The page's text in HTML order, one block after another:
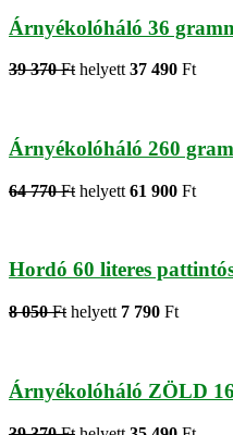
Árnyékolóháló 36
39 370 Ft helyett 37 490 Ft
Árnyékolóháló 260
64 770 Ft helyett 61 900 Ft
Hordó 60 literes
8 050 Ft helyett 7 790 Ft
Árnyékolóháló ZÖLD